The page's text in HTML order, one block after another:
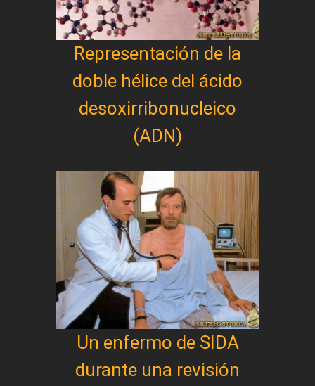
Representación de la
doble hélice del ácido
desoxirribonucleico
(ADN)
Un enfermo de SIDA
durante una revisión